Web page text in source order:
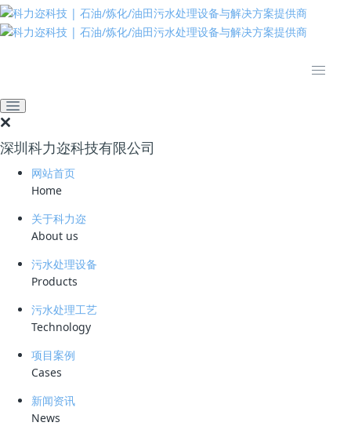
深圳科力迩科技有限公司
网站首页
Home
关于科力迩
About us
污水处理设备
Products
污水处理工艺
Technology
项目案例
Cases
新闻资讯
News
推动绿色发展 建设美丽中国
推荐 热门 最新
北京通州今年实施26项生态环境建设工程 消除全区黑臭水体